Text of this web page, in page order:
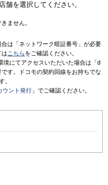
舗を選択してください。
ません。
は「ネットワーク暗証番号」が必要
こちら をご確認ください。
にてアクセスいただいた場合は「d
す。ドコモの契約回線をお持ちでな
。
ウント発行 」でご確認ください。